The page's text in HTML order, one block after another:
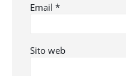
Email *
Sito web